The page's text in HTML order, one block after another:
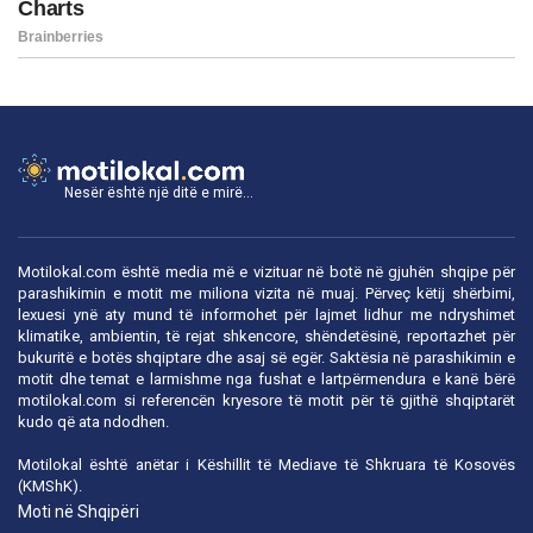
Nesër është një ditë e mirë...
Motilokal.com është media më e vizituar në botë në gjuhën shqipe për
parashikimin e motit me miliona vizita në muaj. Përveç këtij shërbimi,
lexuesi ynë aty mund të informohet për lajmet lidhur me ndryshimet
klimatike, ambientin, të rejat shkencore, shëndetësinë, reportazhet për
bukuritë e botës shqiptare dhe asaj së egër. Saktësia në parashikimin e
motit dhe temat e larmishme nga fushat e lartpërmendura e kanë bërë
motilokal.com si referencën kryesore të motit për të gjithë shqiptarët
kudo që ata ndodhen.
Motilokal është anëtar i Këshillit të Mediave të Shkruara të Kosovës
(KMShK).
Moti në Shqipëri